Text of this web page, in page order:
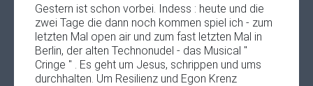
Gestern ist schon vorbei. Indess : heute und die
zwei Tage die dann noch kommen spiel ich - zum
letzten Mal open air und zum fast letzten Mal in
Berlin, der alten Technonudel - das Musical "
Cringe " . Es geht um Jesus, schrippen und ums
durchhalten. Um Resilienz und Egon Krenz